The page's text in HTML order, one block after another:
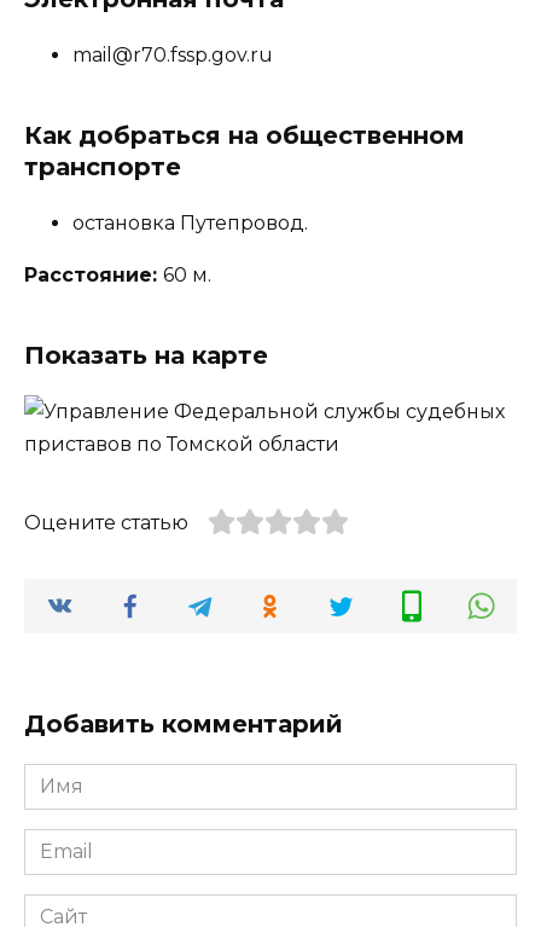
mail@r70.fssp.gov.ru
Как добраться на общественном
транспорте
остановка Путепровод.
Расстояние: 60 м.
Показать на карте
Оцените статью
Добавить комментарий
Имя
*
Email
*
Сайт